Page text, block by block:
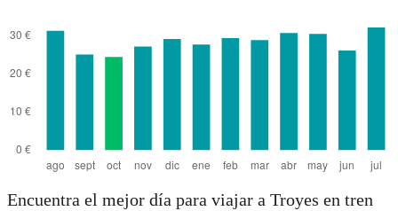
Encuentra el mejor día para viajar a Troyes en tren